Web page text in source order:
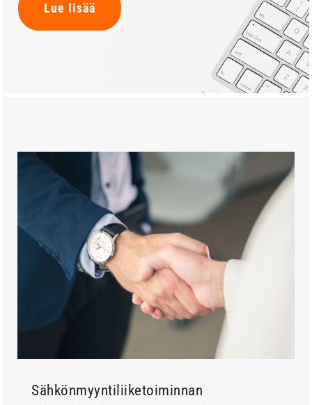
Lue lisää
Sähkönmyyntiliiketoiminnan